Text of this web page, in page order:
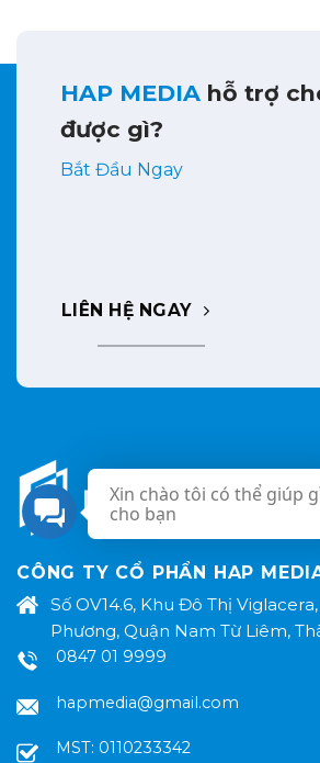
HAP MEDIA hỗ trợ
được gì?
Bắt Đầu Ngay
LIÊN HỆ NGAY
CÔNG TY CỔ PHẨN HAP
Số OV14.6, Khu Đô Thị
Phương, Quận Nam Từ Liêm,
0847 01 9999
hapmedia@gmail.com
MST: 0110233342
Xin chào tôi có thể giúp
cho bạn